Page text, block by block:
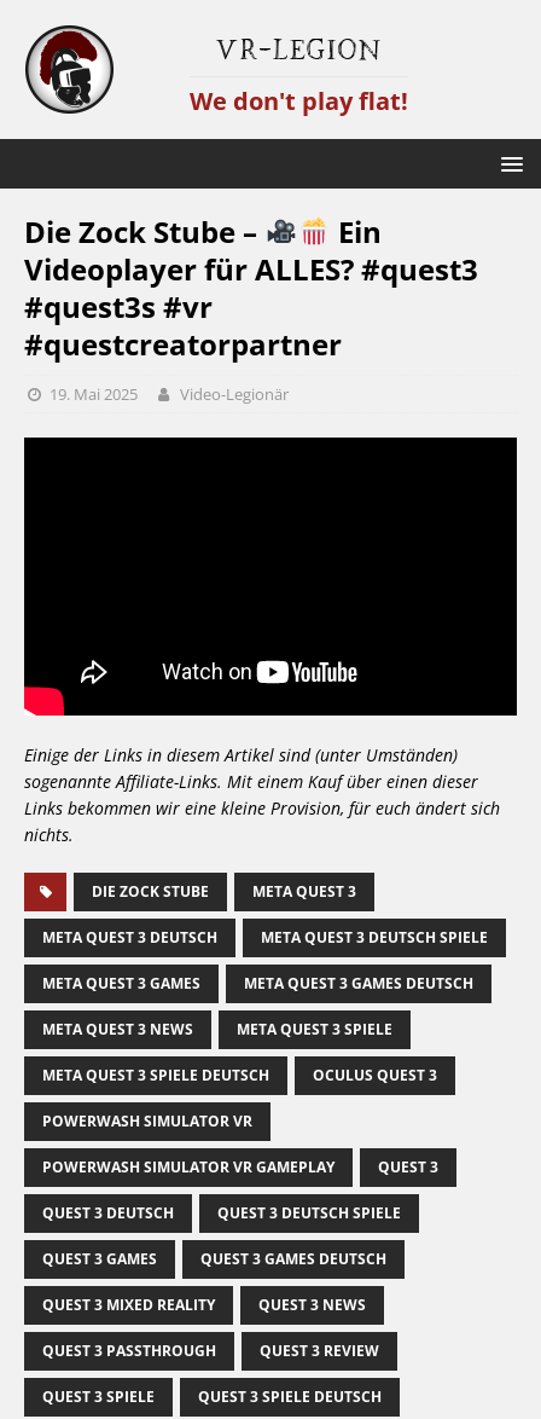
VR-Legion
We don't play flat!
Die Zock Stube –
Ein
Videoplayer für ALLES? #quest3
#quest3s #vr
#questcreatorpartner
19. Mai 2025 Video-Legionär
Einige der Links in diesem Artikel sind (unter Umständen)
sogenannte Affiliate-Links. Mit einem Kauf über einen dieser
Links bekommen wir eine kleine Provision, für euch ändert sich
nichts.
DIE ZOCK STUBE META QUEST 3
META QUEST 3 DEUTSCH META QUEST 3 DEUTSCH SPIELE
META QUEST 3 GAMES META QUEST 3 GAMES DEUTSCH
META QUEST 3 NEWS META QUEST 3 SPIELE
META QUEST 3 SPIELE DEUTSCH OCULUS QUEST 3
POWERWASH SIMULATOR VR
POWERWASH SIMULATOR VR GAMEPLAY QUEST 3
QUEST 3 DEUTSCH QUEST 3 DEUTSCH SPIELE
QUEST 3 GAMES QUEST 3 GAMES DEUTSCH
QUEST 3 MIXED REALITY QUEST 3 NEWS
QUEST 3 PASSTHROUGH QUEST 3 REVIEW
QUEST 3 SPIELE QUEST 3 SPIELE DEUTSCH